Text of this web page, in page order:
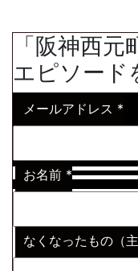
「阪神西
エピソード
メールアドレス *
お名前 *
なくなったもの（